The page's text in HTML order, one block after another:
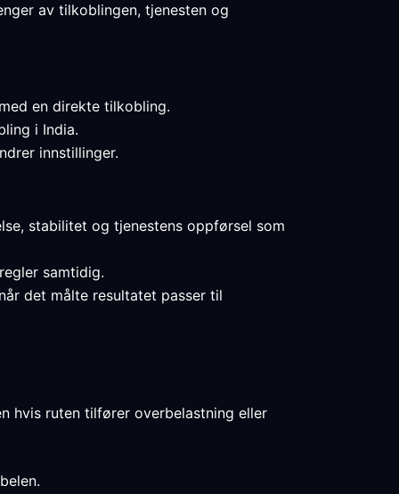
av tilkoblingen, tjenesten og
en direkte tilkobling.
i India.
innstillinger.
stabilitet og tjenestens oppførsel som
samtidig.
det målte resultatet passer til
hvis ruten tilfører overbelastning eller